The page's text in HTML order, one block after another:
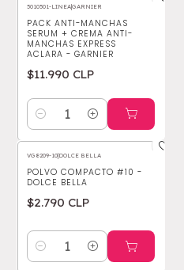
5010501-LINEA|GARNIER
PACK ANTI-MANCHAS
SERUM + CREMA ANTI-
MANCHAS EXPRESS
ACLARA - GARNIER
$11.990 CLP
Cantidad
VG8209-10|DOLCE BELLA
POLVO COMPACTO #10 -
DOLCE BELLA
$2.790 CLP
Cantidad